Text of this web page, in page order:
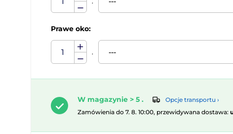
Prawe oko:
.
W magazynie > 5 .
Opcje transportu ›
Zamówienia do 7. 8. 10:00, przewidywana dostawa: